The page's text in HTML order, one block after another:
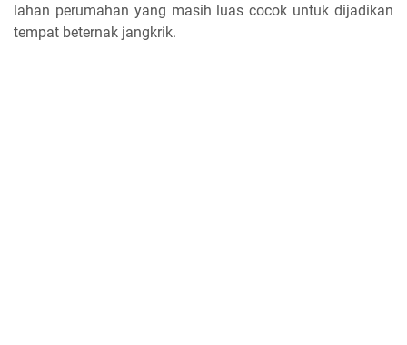
lahan perumahan yang masih luas cocok untuk dijadikan
tempat beternak jangkrik.